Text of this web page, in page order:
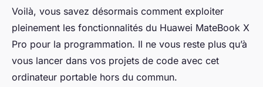
Voilà, vous savez désormais comment exploiter
pleinement les fonctionnalités du Huawei MateBook X
Pro pour la programmation. Il ne vous reste plus qu’à
vous lancer dans vos projets de code avec cet
ordinateur portable hors du commun.